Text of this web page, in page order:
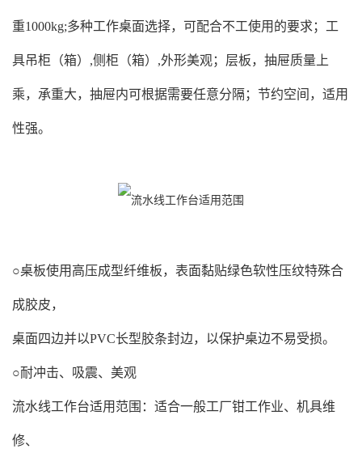
重1000kg;多种工作桌面选择，可配合不工使用的要求；工
具吊柜（箱）,侧柜（箱）,外形美观；层板，抽屉质量上
乘，承重大，抽屉内可根据需要任意分隔；节约空间，适用
性强。
○桌板使用高压成型纤维板，表面黏贴绿色软性压纹特殊合
成胶皮，
桌面四边并以PVC长型胶条封边，以保护桌边不易受损。
○耐冲击、吸震、美观
流水线工作台适用范围：适合一般工厂钳工作业、机具维
修、